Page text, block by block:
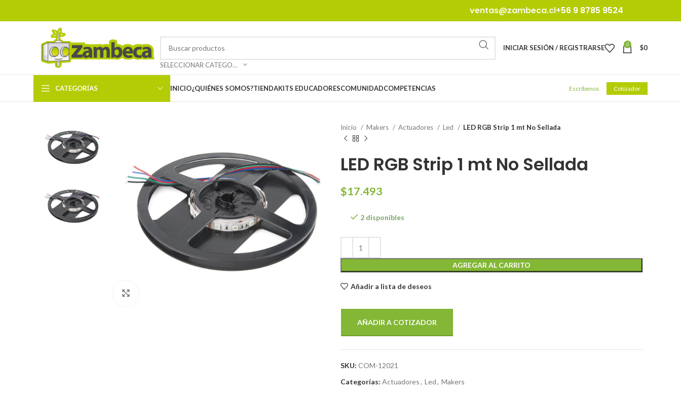
ventas@zambeca.cl+56 9 8785 9524
SELECCIONAR CATEGORÍA
INICIAR SESIÓN / REGISTRARSE 0 $0
CATEGORÍAS INICIO¿QUIÉNES SOMOS?TIENDAKITS EDUCADORESCOMUNIDADCOMPETENCIAS Escríbenos Cotizador
Inicio Makers Actuadores Led LED RGB Strip 1 mt No Sellada
LED RGB Strip 1 mt No Sellada
$17.493
2 disponibles
AGREGAR AL CARRITO
Añadir a lista de deseos
AÑADIR A COTIZADOR
SKU: COM-12021
Categorías: Actuadores, Led, Makers